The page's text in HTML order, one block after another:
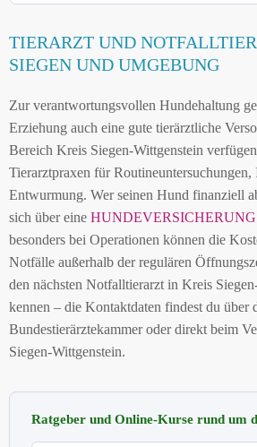
TIERARZT UND
SIEGEN UND UMGEBUNG
Zur verantwortungsvollen Hundehaltung
Erziehung auch eine gute tierärztliche
Bereich Kreis Siegen-Wittgenstein
Tierarztpraxen für Routineuntersuchungen,
Entwurmung. Wer seinen Hund finanziell
sich über eine HUNDEVERSICHERUNG
besonders bei Operationen können die
Notfälle außerhalb der regulären
den nächsten Notfalltierarzt in Kreis
kennen – die Kontaktdaten findest du über
Bundestierärztekammer oder direkt beim
Siegen-Wittgenstein.
Ratgeber und Online-Kurse rund um